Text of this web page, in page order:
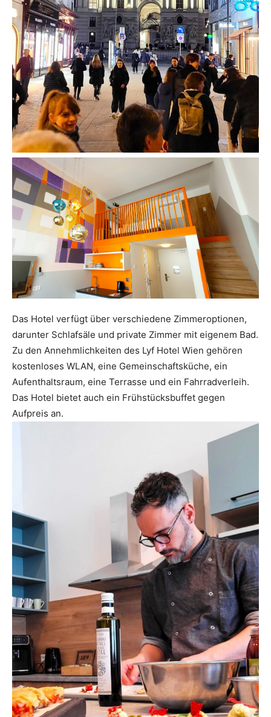
Das Hotel verfügt über verschiedene Zimmeroptionen,
darunter Schlafsäle und private Zimmer mit eigenem Bad.
Zu den Annehmlichkeiten des Lyf Hotel Wien gehören
kostenloses WLAN, eine Gemeinschaftsküche, ein
Aufenthaltsraum, eine Terrasse und ein Fahrradverleih.
Das Hotel bietet auch ein Frühstücksbuffet gegen
Aufpreis an.